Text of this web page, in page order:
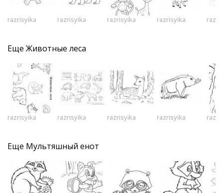
razrisyika razrisyika razrisyika razrisyika
Еще Животные леса
razrisyika razrisyika razrisyika razrisyika
Еще Мультяшный енот